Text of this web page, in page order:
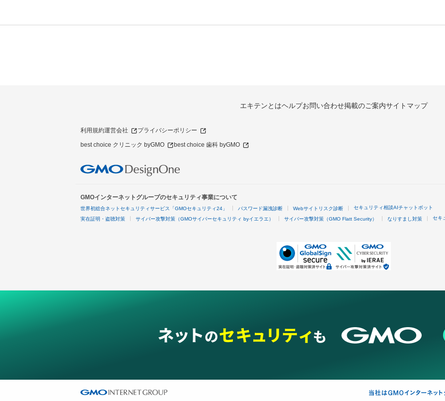
エキテンとはヘルプお問い合わせ掲載のご案内サイトマップ
利用規約運営会社 プライバシーポリシー
best choice クリニック byGMO best choice 歯科 byGMO
GMOインターネットグループのセキュリティ事業について
世界初総合ネットセキュリティサービス「GMOセキュリティ24」 パスワード漏洩診断 Webサイトリスク診断 セキュリティ相談AIチャットボット
実在証明・盗聴対策 サイバー攻撃対策（GMOサイバーセキュリティ byイエラエ） サイバー攻撃対策（GMO Flatt Security） なりすまし対策 セキ